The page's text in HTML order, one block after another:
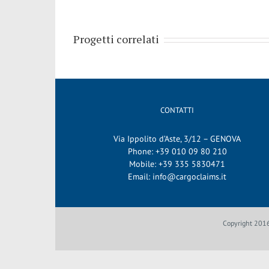
Progetti correlati
CONTATTI
Via Ippolito d’Aste, 3/12 – GENOVA
Phone: +39 010 09 80 210
Mobile:+39 335 5830471
Email: info@cargoclaims.it
Copyright